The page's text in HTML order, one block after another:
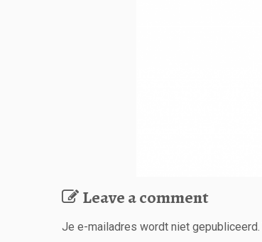
Leave a comment
Je e-mailadres wordt niet gepubliceerd.